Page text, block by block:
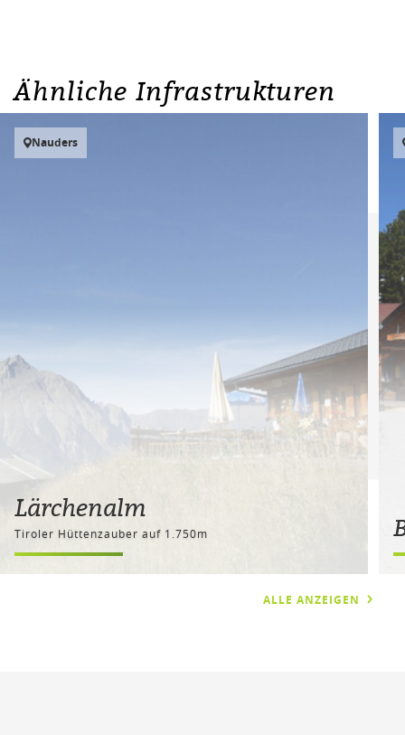
Ähnliche Infrastrukturen
Nauders
Lärchenalm
Tiroler Hüttenzauber auf 1.750m
ALLE ANZEIGEN